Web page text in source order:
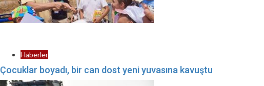
Haberler
Çocuklar boyadı, bir can dost yeni yuvasına kavuştu